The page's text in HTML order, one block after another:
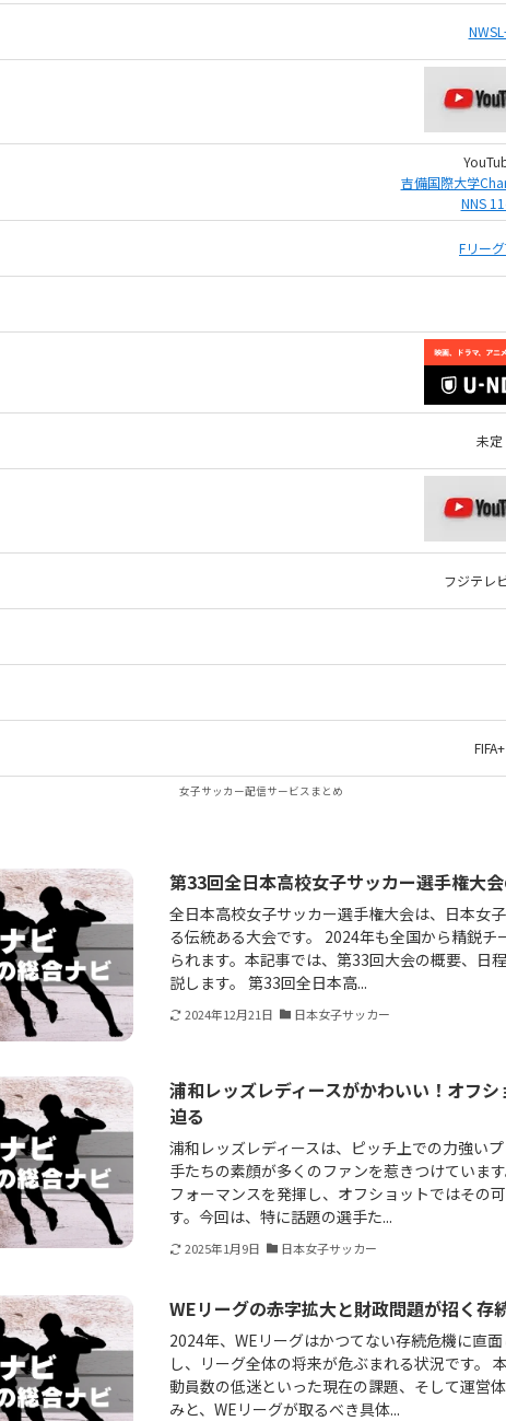
吉備国際大学
NNS
Fリー
未定
フジテレ
FIFA+
女子サッカー配信サービスまとめ
第33回全日本高校女子サッカー選手権大
全日本高校女子サッカー選手権大会は、日本女
る伝統ある大会です。 2024年も全国から精鋭
られます。本記事では、第33回大会の概要、日
説します。 第33回全日本高...
2024年12月21日 日本女子サッカー
浦和レッズレディースがかわいい！オフ
迫る
浦和レッズレディースは、ピッチ上での力強い
手たちの素顔が多くのファンを惹きつけていま
フォーマンスを発揮し、オフショットではその
す。今回は、特に話題の選手た...
2025年1月9日 日本女子サッカー
WEリーグの赤字拡大と財政問題が招く存
2024年、WEリーグはかつてない存続危機に直
し、リーグ全体の将来が危ぶまれる状況です。
動員数の低迷といった現在の課題、そして運営
みと、WEリーグが取るべき具体...